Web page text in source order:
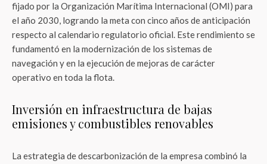
fijado por la Organización Marítima Internacional (OMI) para
el año 2030, logrando la meta con cinco años de anticipación
respecto al calendario regulatorio oficial. Este rendimiento se
fundamentó en la modernización de los sistemas de
navegación y en la ejecución de mejoras de carácter
operativo en toda la flota.
Inversión en infraestructura de bajas
emisiones y combustibles renovables
La estrategia de descarbonización de la empresa combinó la